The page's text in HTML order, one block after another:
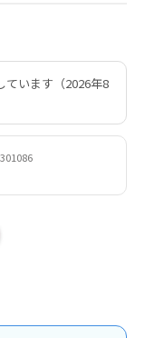
います（2026年8